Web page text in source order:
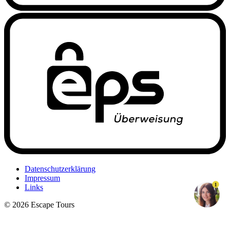
Datenschutzerklärung
Impressum
Links
© 2026 Escape Tours
1